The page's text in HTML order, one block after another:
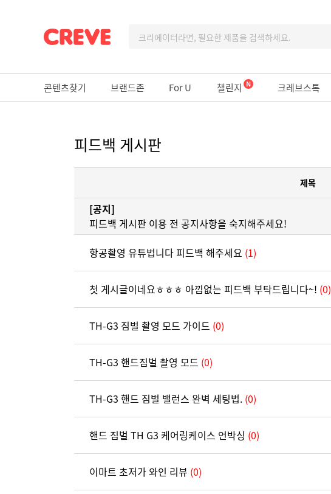
콘텐츠찾기 브랜드존 For U 챌린지 크레브스톡
피드백 게시판
제목
[공지]
피드백 게시판 이용 전 공지사항을 숙지해주세요!
항공촬영 유튜법니다 피드백 해주세요 (1)
첫 게시글이네요ㅎㅎㅎ 아낌없는 피드백 부탁드립니다~! (0)
TH-G3 짐벌 촬영 모드 가이드 (0)
TH-G3 핸드짐벌 촬영 모드 (0)
TH-G3 핸드 짐벌 밸런스 완벽 세팅법. (0)
핸드 짐벌 TH G3 케어링케이스 언박싱 (0)
이마트 초저가 와인 리뷰 (0)